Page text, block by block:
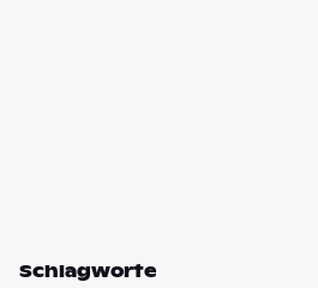
Schlagworte